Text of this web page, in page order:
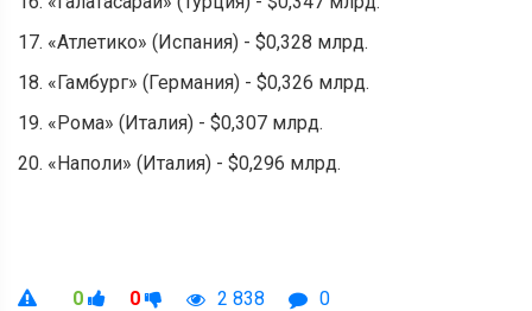
17. «Атлетико» (Испания) - $0,328 млрд.
18. «Гамбург» (Германия) - $0,326 млрд.
19. «Рома» (Италия) - $0,307 млрд.
20. «Наполи» (Италия) - $0,296 млрд.
0 0 2 838 0